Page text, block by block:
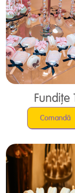
Fundițe
Comandă